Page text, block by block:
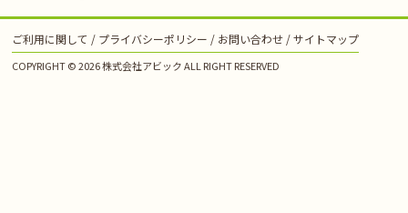
ご利用に関して プライバシーポリシー お問い合わせ サイトマップ
COPYRIGHT © 2026 株式会社アビック ALL RIGHT RESERVED